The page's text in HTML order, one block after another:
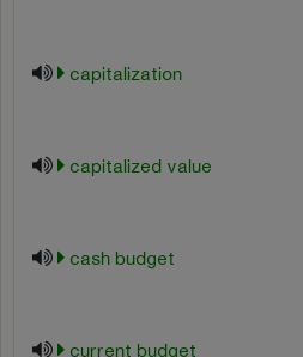
capitalization
capitalized value
cash budget